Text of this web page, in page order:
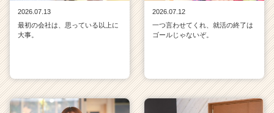
2026.07.13
最初の会社は、思っている以上に
大事。
2026.07.12
一つ言わせてくれ、就活の終了は
ゴールじゃないぞ。